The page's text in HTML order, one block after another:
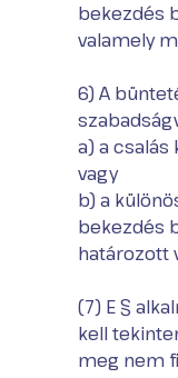
bekezdés
valamely
6) A
a) a csalás
vagy
b) a
bekezdés
határozott
(7) E §
kell
meg nem